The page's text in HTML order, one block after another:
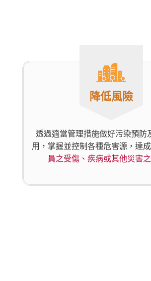
降低風險
透過適當管理措施做好污染預防
用，掌握並控制各種危害源，達成
員之受傷、疾病或其他災害